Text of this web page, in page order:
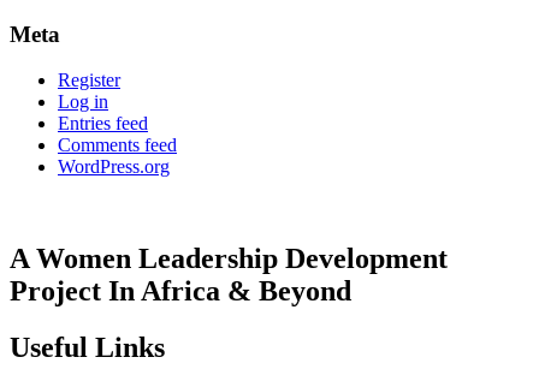
Meta
Register
Log in
Entries feed
Comments feed
WordPress.org
A Women Leadership Development
Project In Africa & Beyond
Useful Links